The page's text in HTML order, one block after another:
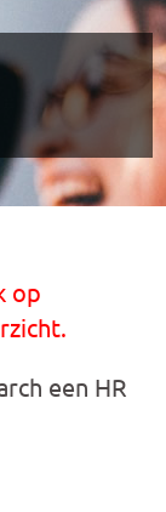
op
een HR